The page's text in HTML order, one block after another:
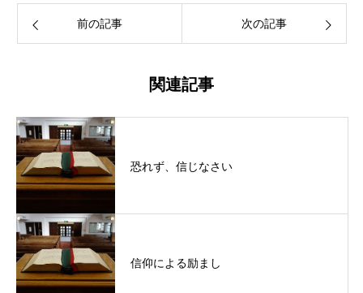
前の記事 次の記事
関連記事
恐れず、信じなさい
信仰による励まし